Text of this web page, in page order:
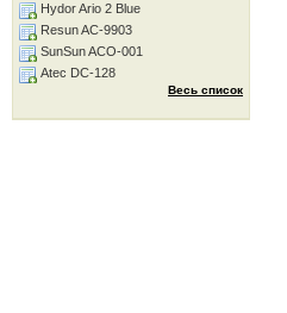
Hydor Ario 2 Blue
Resun AC-9903
SunSun ACO-001
Atec DC-128
Весь список